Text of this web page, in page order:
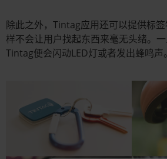
除此之外，Tintag应用还可以提供标
样不会让用户找起东西来毫无头绪。一
Tintag便会闪动LED灯或者发出蜂鸣声。